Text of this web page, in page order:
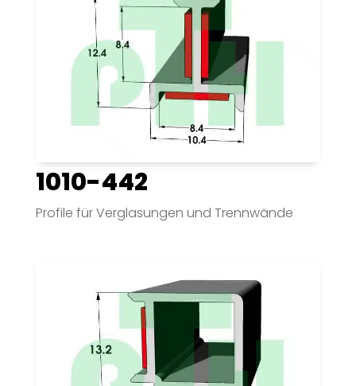
1010-442
Profile für Verglasungen und Trennwände